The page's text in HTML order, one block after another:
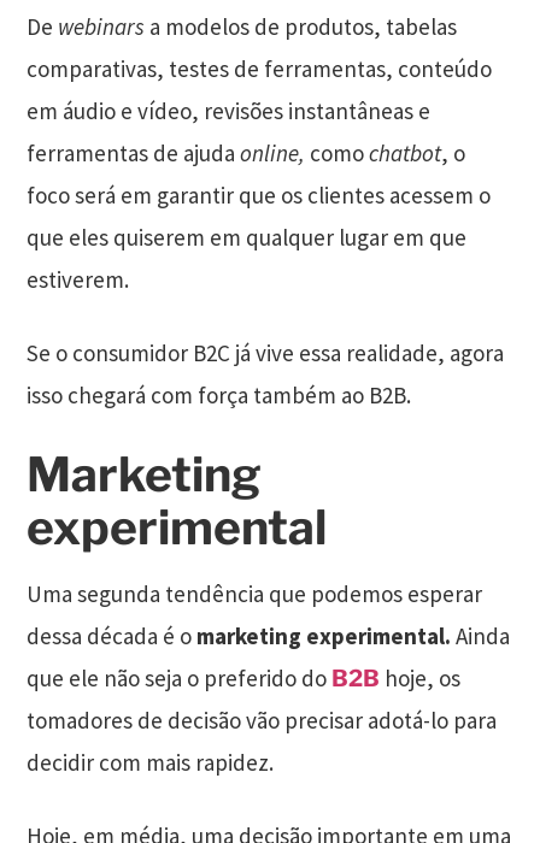
De webinars a modelos de produtos, tabelas
comparativas, testes de ferramentas, conteúdo
em áudio e vídeo, revisões instantâneas e
ferramentas de ajudaonline, comochatbot, o
foco será em garantir que os clientes acessem o
que eles quiserem em qualquer lugar em que
estiverem.
Se o consumidor B2C já vive essa realidade, agora
isso chegará com força também ao B2B.
Marketing
experimental
Uma segunda tendência que podemos esperar
dessa década é o marketing experimental.Ainda
que ele não seja o preferido do B2B hoje, os
tomadores de decisão vão precisar adotá-lo para
decidir com mais rapidez.
Hoje, em média, uma decisão importante em uma